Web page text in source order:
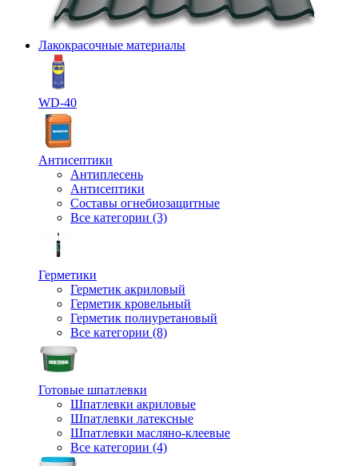
Лакокрасочные материалы
WD-40
Антисептики
Антиплесень
Антисептики
Составы огнебиозащитные
Все категории (3)
Герметики
Герметик акриловый
Герметик кровельный
Герметик полиуретановый
Все категории (8)
Готовые шпатлевки
Шпатлевки акриловые
Шпатлевки латексные
Шпатлевки масляно-клеевые
Все категории (4)